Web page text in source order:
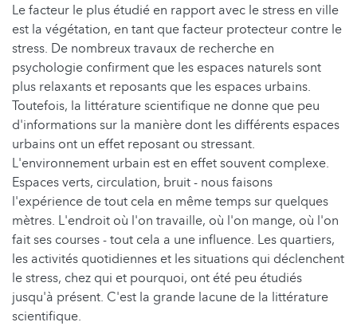
Le facteur le plus étudié en rapport avec le stress en ville
est la végétation, en tant que facteur protecteur contre le
stress. De nombreux travaux de recherche en
psychologie confirment que les espaces naturels sont
plus relaxants et reposants que les espaces urbains.
Toutefois, la littérature scientifique ne donne que peu
d'informations sur la manière dont les différents espaces
urbains ont un effet reposant ou stressant.
L'environnement urbain est en effet souvent complexe.
Espaces verts, circulation, bruit - nous faisons
l'expérience de tout cela en même temps sur quelques
mètres. L'endroit où l'on travaille, où l'on mange, où l'on
fait ses courses - tout cela a une influence. Les quartiers,
les activités quotidiennes et les situations qui déclenchent
le stress, chez qui et pourquoi, ont été peu étudiés
jusqu'à présent. C'est la grande lacune de la littérature
scientifique.